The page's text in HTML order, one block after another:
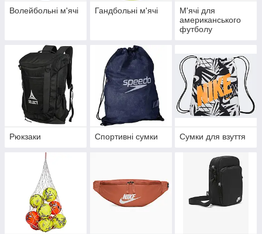
Волейбольні м'ячі Гандбольні м'ячі
М'ячі для
американського
футболу
Рюкзаки Спортивні сумки Сумки для взуття